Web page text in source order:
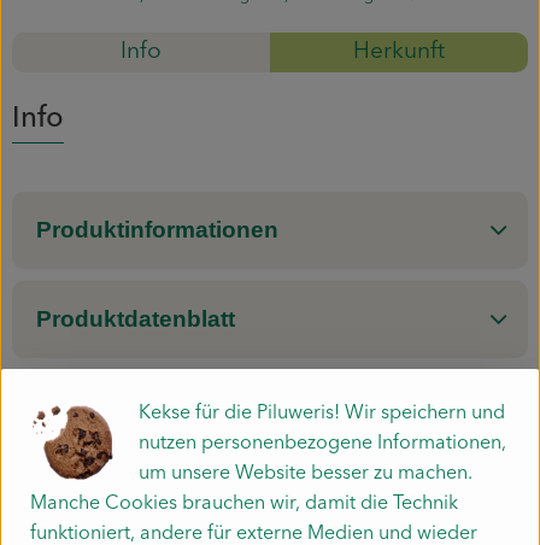
MitmachenInfo Herkunft
Info
Produktinformationen
Produktdatenblatt
Herkunft
Hersteller: SMI
Kekse für die Piluweris! Wir speichern und
nutzen personenbezogene Informationen,
um unsere Website besser zu machen.
Manche Cookies brauchen wir, damit die Technik
funktioniert, andere für externe Medien und wieder